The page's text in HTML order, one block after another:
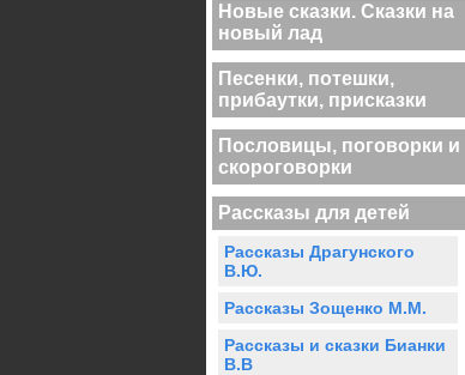
Новые сказки. Сказки на
новый лад
Песенки, потешки,
прибаутки, присказки
Пословицы, поговорки и
скороговорки
Рассказы для детей
Рассказы Драгунского
В.Ю.
Рассказы Зощенко М.М.
Рассказы и сказки Бианки
В.В